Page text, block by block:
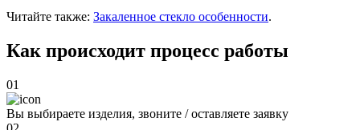
Читайте также: Закаленное стекло особенности.
Как происходит процесс работы
01
Вы выбираете изделия, звоните / оставляете заявку